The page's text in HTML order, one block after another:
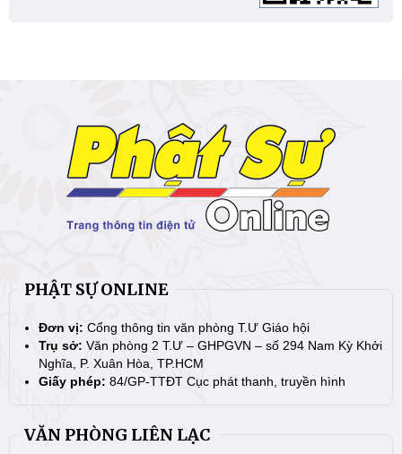
PHẬT SỰ ONLINE
Đơn vị: Cổng thông tin văn phòng T.Ư Giáo hội
Trụ sở: Văn phòng 2 T.Ư – GHPGVN – số 294 Nam Kỳ Khởi
Nghĩa, P. Xuân Hòa, TP.HCM
Giấy phép: 84/GP-TTĐT Cục phát thanh, truyền hình
VĂN PHÒNG LIÊN LẠC